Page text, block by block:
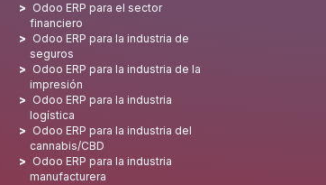
Odoo ERP para el sector
financiero
Odoo ERP para la industria de
seguros
Odoo ERP para la industria de la
impresión
Odoo ERP para la industria
logística
Odoo ERP para la industria del
cannabis/CBD
Odoo ERP para la industria
manufacturera